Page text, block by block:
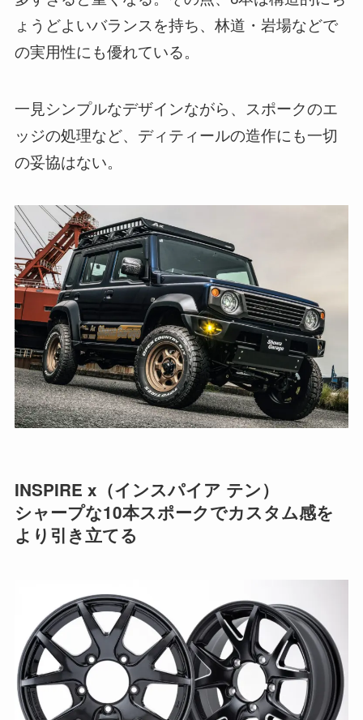
ょうどよいバランスを持ち、林道・岩場などで
の実用性にも優れている。
一見シンプルなデザインながら、スポークのエ
ッジの処理など、ディティールの造作にも一切
の妥協はない。
INSPIRE x（インスパイア テン）
シャープな10本スポークでカスタム感を
より引き立てる